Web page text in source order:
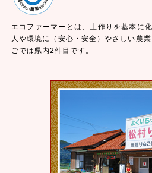
エコファーマーとは、土作りを基本に
人や環境に（安心・安全）やさしい農
ごでは県内2件目です。